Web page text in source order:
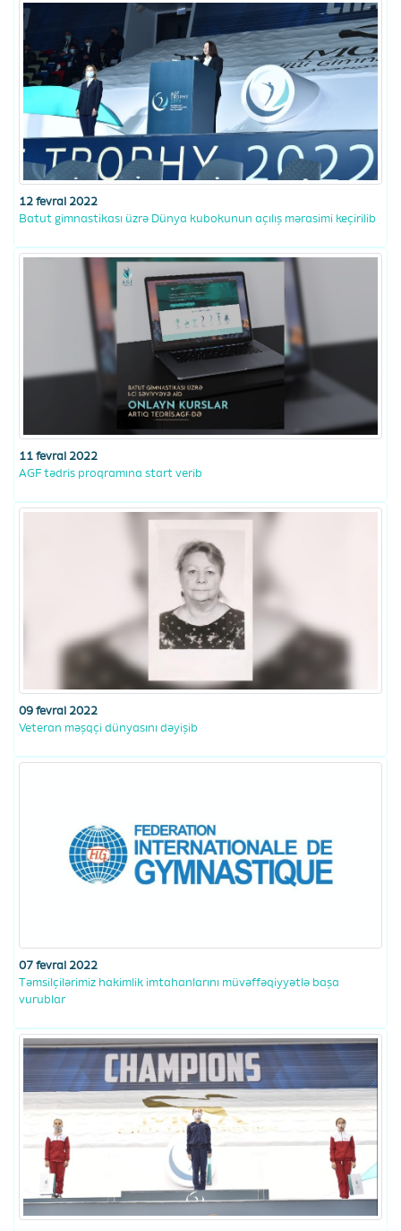
12 fevral 2022
Batut gimnastikası üzrə Dünya kubokunun açılış mərasimi keçirilib
11 fevral 2022
AGF tədris proqramına start verib
09 fevral 2022
Veteran məşqçi dünyasını dəyişib
07 fevral 2022
Təmsilçilərimiz hakimlik imtahanlarını müvəffəqiyyətlə başa
vurublar